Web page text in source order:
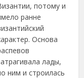
потому и
ранне
Основа
лады,
ним и строилась